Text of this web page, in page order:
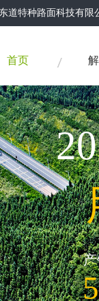
道特种路面科技有
首页